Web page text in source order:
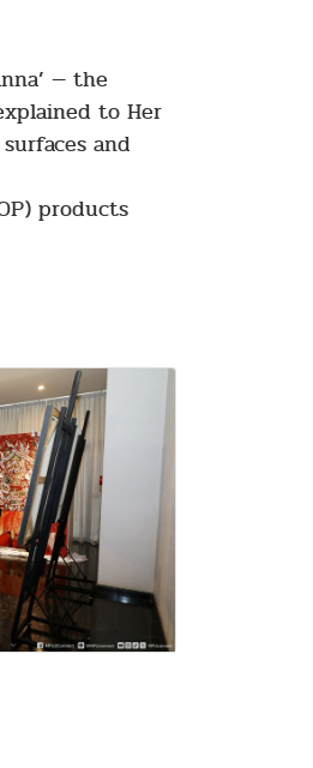
— the
to Her
and
products